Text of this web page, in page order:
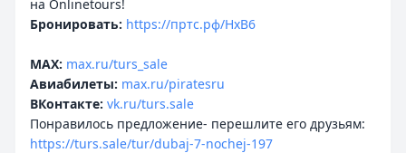
Бронировать: https://пртс.рф/HxB6
MAX: max.ru/turs_sale
Авиабилеты: max.ru/piratesru
ВКонтакте: vk.ru/turs.sale
Понравилось предложение- перешлите его друзьям:
https://turs.sale/tur/dubaj-7-nochej-197